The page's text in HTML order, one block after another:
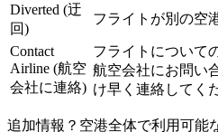
Diverted (迂
回)
フライトが別の空
Contact
Airline (航空
会社に連絡)
フライトについて
航空会社にお問い
け早く連絡してく
追加情報？空港全体で利用可能